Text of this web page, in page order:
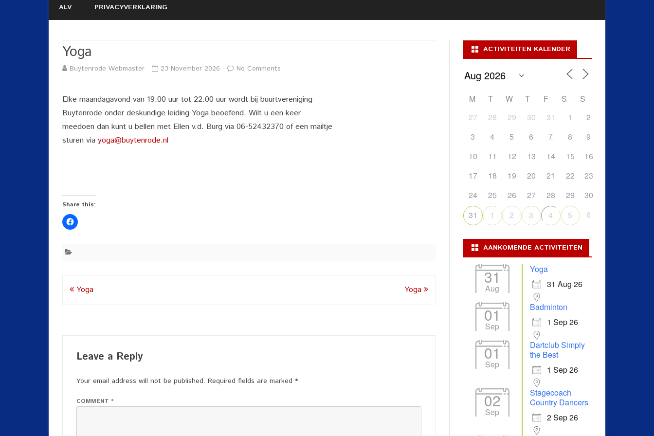
2020 02 29 KOPPEL
ALV PRIVACYVERKLARING
Yoga
Buytenrode Webmaster 23 November 2026 No Comments
Elke maandagavond van 19:00 uur tot 22:00 uur wordt bij buurtvereniging
Buytenrode onder deskundige leiding Yoga beoefend. Wilt u een keer
meedoen dan kunt u bellen met Ellen v.d. Burg via 06-52432370 of een mailtje
sturen via yoga@buytenrode.nl
Share this:
Post
Yoga Yoga
Leave a Reply
Your email address will not be published. Required fields are marked *
COMMENT *
ACTIVITEITEN KALENDER
M T W T F S
S
27
28 29 30 31 1
2
3
4 5 6 7 8
9
10
11 12 13 14 15
16
17
18 19 20 21 22
23
24
25 26 27 28 29
30
31
1 2 3 4 5 6
AANKOMENDE ACTIVITEITEN
31
Aug
Yoga
31 Aug 26
01
Sep
Badminton
1 Sep 26
01
Sep
Dartclub Simply
the Best
1 Sep 26
02
Sep
Stagecoach
Country Dancers
2 Sep 26